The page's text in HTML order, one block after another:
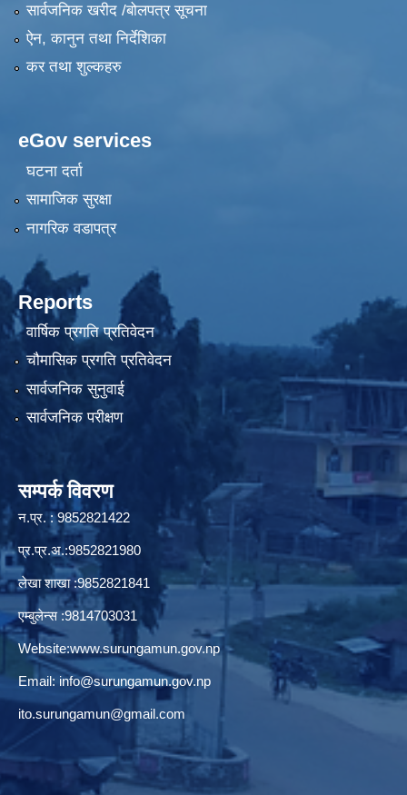
सार्वजनिक खरीद /बोलपत्र सूचना
ऐन, कानुन तथा निर्देशिका
कर तथा शुल्कहरु
eGov services
घटना दर्ता
सामाजिक सुरक्षा
नागरिक वडापत्र
Reports
वार्षिक प्रगति प्रतिवेदन
चौमासिक प्रगति प्रतिवेदन
सार्वजनिक सुनुवाई
सार्वजनिक परीक्षण
सम्पर्क विवरण
न.प्र. : 9852821422
प्र.प्र.अ.:9852821980
लेखा शाखा :9852821841
एम्बुलेन्स :9814703031
Website:www.surungamun.gov.np
Email: info@surungamun.gov.np
ito.surungamun@gmail.com